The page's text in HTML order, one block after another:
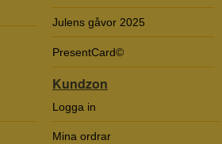
Julens gåvor 2025
PresentCard©
Kundzon
Logga in
Mina ordrar